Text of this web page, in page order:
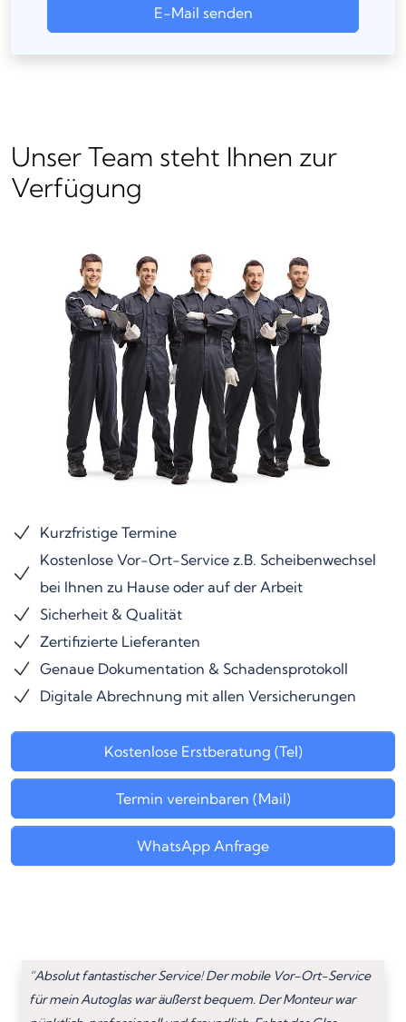
E-Mail senden
Unser Team steht Ihnen zur
Verfügung
Kurzfristige Termine
Kostenlose Vor-Ort-Service z.B. Scheibenwechsel
bei Ihnen zu Hause oder auf der Arbeit
Sicherheit & Qualität
Zertifizierte Lieferanten
Genaue Dokumentation & Schadensprotokoll
Digitale Abrechnung mit allen Versicherungen
Kostenlose Erstberatung (Tel)
Termin vereinbaren (Mail)
WhatsApp Anfrage
“Absolut fantastischer Service! Der mobile Vor-Ort-Service
für mein Autoglas war äußerst bequem. Der Monteur war